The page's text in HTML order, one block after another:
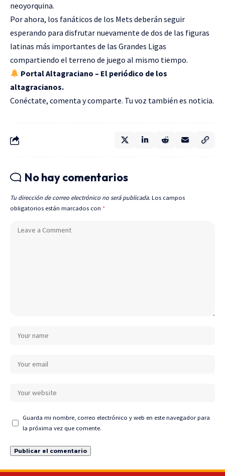
neoyorquina.
Por ahora, los fanáticos de los Mets deberán seguir
esperando para disfrutar nuevamente de dos de las figuras
latinas más importantes de las Grandes Ligas
compartiendo el terreno de juego al mismo tiempo.
Portal Altagraciano – El periódico de los
altagracianos.
Conéctate, comenta y comparte. Tu voz también es noticia.
No hay comentarios
Tu dirección de correo electrónico no será publicada. Los campos
obligatorios están marcados con *
Guarda mi nombre, correo electrónico y web en este navegador para
la próxima vez que comente.